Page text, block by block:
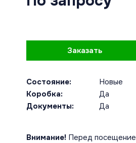
Заказать
Состояние:
Новые
Коробка:
Да
Документы:
Да
Внимание! Перед